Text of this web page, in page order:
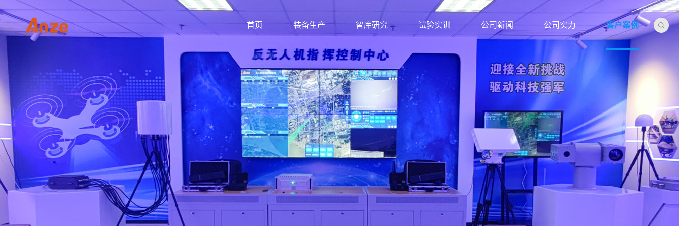
首页 装备生产 智库研究 试验实训 公司新闻 公司实力 客户案例